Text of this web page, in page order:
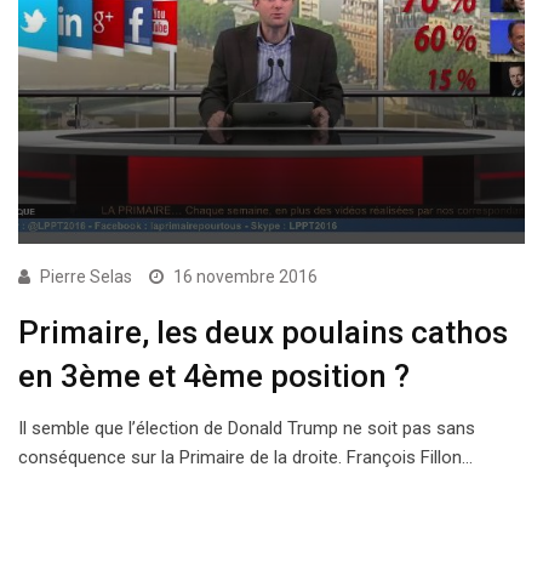
Pierre Selas 16 novembre 2016
Primaire, les deux poulains cathos
en 3ème et 4ème position ?
Il semble que l’élection de Donald Trump ne soit pas sans
conséquence sur la Primaire de la droite. François Fillon…